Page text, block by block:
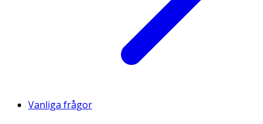
Vanliga frågor